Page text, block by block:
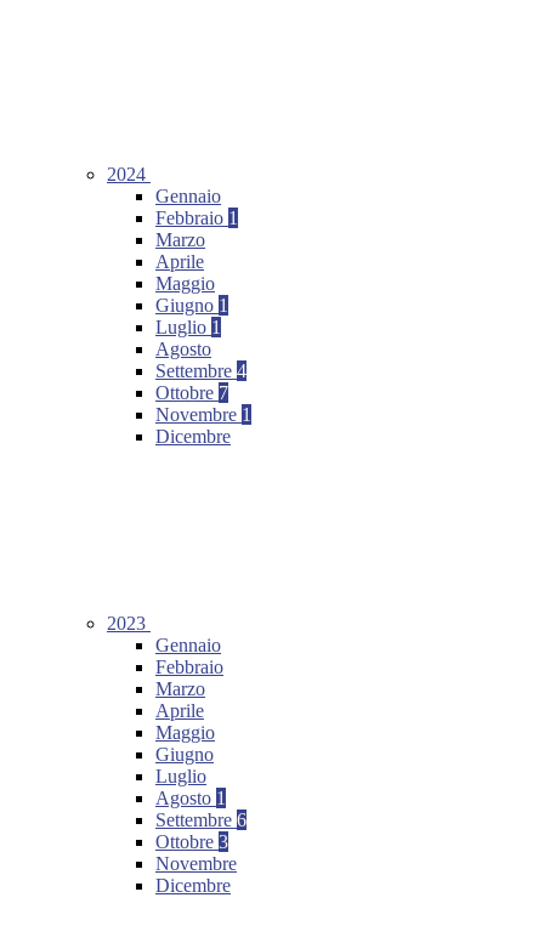
2024
Gennaio
Febbraio 1
Marzo
Aprile
Maggio
Giugno 1
Luglio 1
Agosto
Settembre 4
Ottobre 7
Novembre 1
Dicembre
2023
Gennaio
Febbraio
Marzo
Aprile
Maggio
Giugno
Luglio
Agosto 1
Settembre 6
Ottobre 3
Novembre
Dicembre